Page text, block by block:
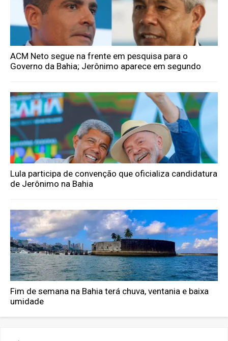
ACM Neto segue na frente em pesquisa para o
Governo da Bahia; Jerônimo aparece em segundo
Lula participa de convenção que oficializa candidatura
de Jerônimo na Bahia
Fim de semana na Bahia terá chuva, ventania e baixa
umidade